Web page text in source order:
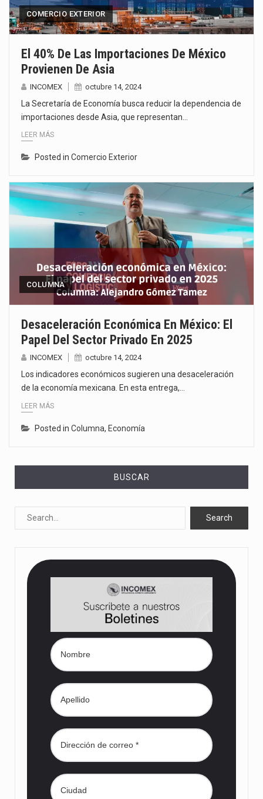
COMERCIO EXTERIOR
El 40% De Las Importaciones De México
Provienen De Asia
INCOMEX octubre 14, 2024
La Secretaría de Economía busca reducir la dependencia de
importaciones desde Asia, que representan…
LEER MÁS
Posted in Comercio Exterior
COLUMNA
Desaceleración Económica En México: El
Papel Del Sector Privado En 2025
INCOMEX octubre 14, 2024
Los indicadores económicos sugieren una desaceleración
de la economía mexicana. En esta entrega,…
LEER MÁS
Posted in Columna, Economía
BUSCAR